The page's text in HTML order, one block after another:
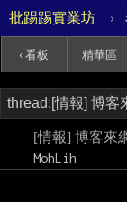
批踢踢實業坊 ›
‹ 看板 精華區
[情報] 博客來
MohLih